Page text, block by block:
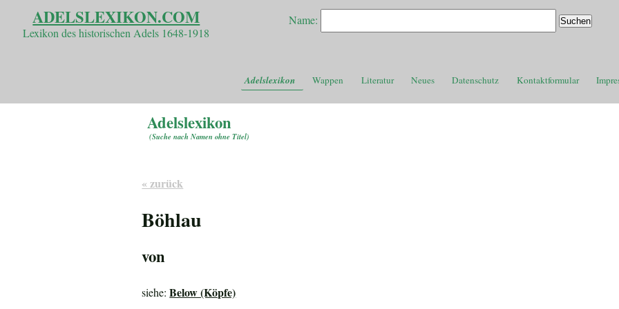
ADELSLEXIKON.COM
Lexikon des historischen Adels 1648-1918
Name:
Adelslexikon Wappen Literatur Neues Datenschutz Kontaktformular
Adelslexikon
(Suche nach Namen ohne Titel)
« zurück
Böhlau
von
siehe:Below (Köpfe)